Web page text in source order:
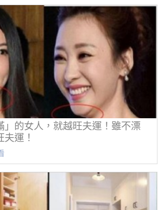
」的女人，就越旺夫運！雖不漂
運！